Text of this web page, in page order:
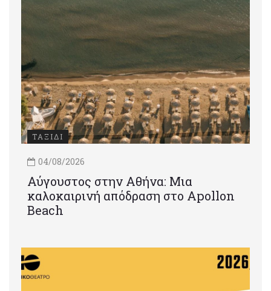
ΤΑΞΙΔΙ
04/08/2026
Αύγουστος στην Αθήνα: Μια
καλοκαιρινή απόδραση στο Apollon
Beach